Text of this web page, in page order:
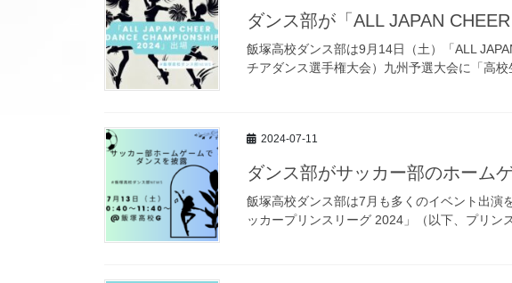
ダンス部が「ALL JAPAN
飯塚高校ダンス部は9月14日（土）「ALL
チアダンス選手権大会）九州予選大会に「高
2024-07-11
ダンス部がサッカー部のホーム
飯塚高校ダンス部は7月も多くのイベント出演
ッカープリンスリーグ 2024」（以下、プリ